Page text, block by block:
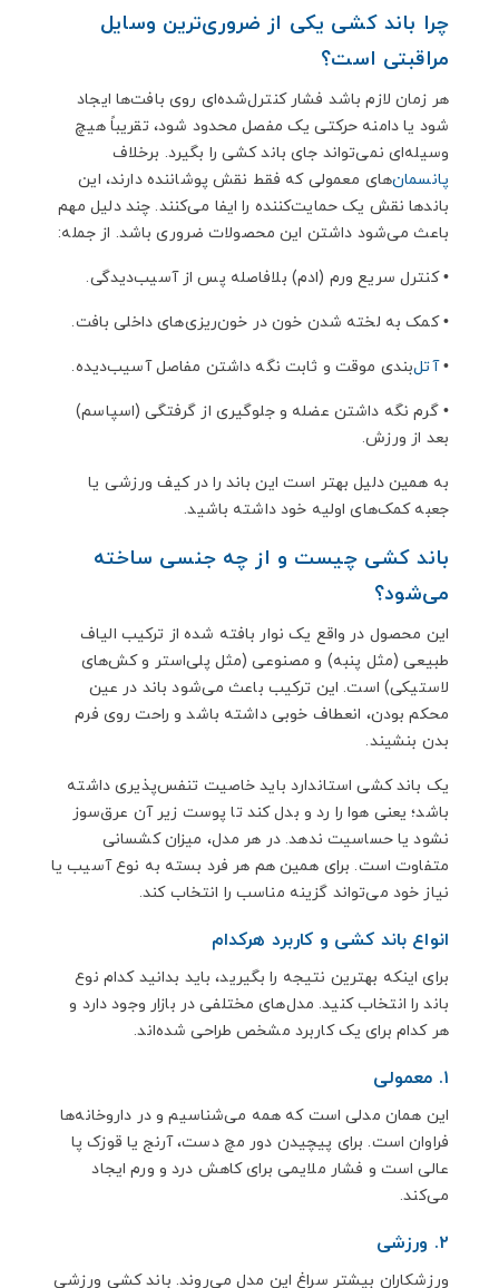
چرا باند کشی یکی از ضروری‌ترین وسایل
مراقبتی است؟
هر زمان لازم باشد فشار کنترل‌شده‌ای روی بافت‌ها ایجاد
شود یا دامنه حرکتی یک مفصل محدود شود، تقریباً هیچ
وسیله‌ای نمی‌تواند جای باند کشی را بگیرد. برخلاف
پانسمان‌های معمولی که فقط نقش پوشاننده دارند، این
باندها نقش یک حمایت‌کننده را ایفا می‌کنند. چند دلیل مهم
باعث می‌شود داشتن این محصولات ضروری باشد. از جمله:
• کنترل سریع ورم (ادم) بلافاصله پس از آسیب‌دیدگی.
• کمک به لخته شدن خون در خون‌ریزی‌های داخلی بافت.
• آتل‌بندی موقت و ثابت نگه داشتن مفاصل آسیب‌دیده.
• گرم نگه داشتن عضله و جلوگیری از گرفتگی (اسپاسم)
بعد از ورزش.
به همین دلیل بهتر است این باند را در کیف ورزشی یا
جعبه کمک‌های اولیه خود داشته باشید.
باند کشی چیست و از چه جنسی ساخته
می‌شود؟
این محصول در واقع یک نوار بافته شده از ترکیب الیاف
طبیعی (مثل پنبه) و مصنوعی (مثل پلی‌استر و کش‌های
لاستیکی) است. این ترکیب باعث می‌شود باند در عین
محکم بودن، انعطاف خوبی داشته باشد و راحت روی فرم
بدن بنشیند.
یک باند کشی استاندارد باید خاصیت تنفس‌پذیری داشته
باشد؛ یعنی هوا را رد و بدل کند تا پوست زیر آن عرق‌سوز
نشود یا حساسیت ندهد. در هر مدل، میزان کشسانی
متفاوت است. برای همین هم هر فرد بسته به نوع آسیب یا
نیاز خود می‌تواند گزینه مناسب را انتخاب کند.
انواع باند کشی و کاربرد هرکدام
برای اینکه بهترین نتیجه را بگیرید، باید بدانید کدام نوع
باند را انتخاب کنید. مدل‌های مختلفی در بازار وجود دارد و
هر کدام برای یک کاربرد مشخص طراحی شده‌اند.
۱. معمولی
این همان مدلی است که همه می‌شناسیم و در داروخانه‌ها
فراوان است. برای پیچیدن دور مچ دست، آرنج یا قوزک پا
عالی است و فشار ملایمی برای کاهش درد و ورم ایجاد
می‌کند.
۲. ورزشی
ورزشکاران بیشتر سراغ این مدل می‌روند. باند کشی ورزشی